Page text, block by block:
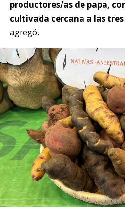
productores/as de papa,
cultivada cercana a las
agregó.